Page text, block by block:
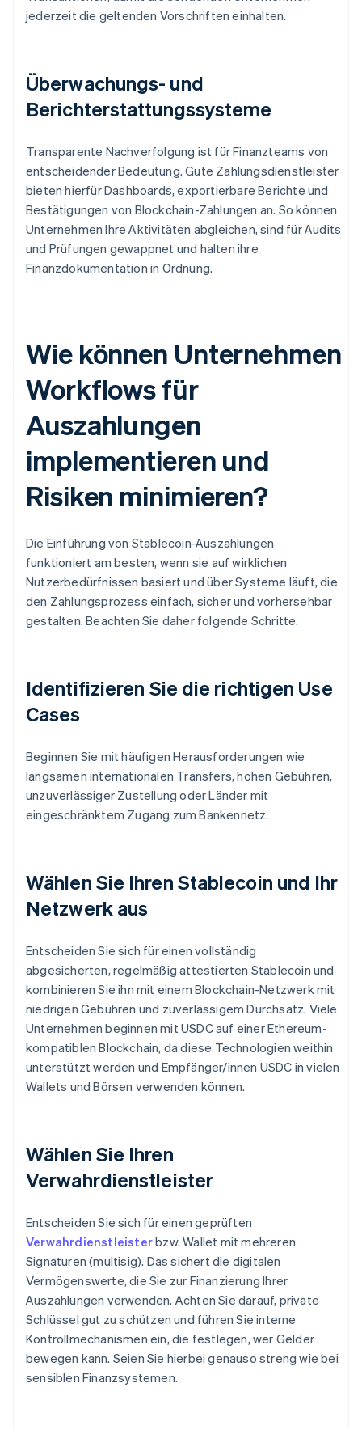
jederzeit die geltenden Vorschriften einhalten.
Überwachungs- und
Berichterstattungssysteme
Transparente Nachverfolgung ist für Finanzteams von
entscheidender Bedeutung. Gute Zahlungsdienstleister
bieten hierfür Dashboards, exportierbare Berichte und
Bestätigungen von Blockchain-Zahlungen an. So können
Unternehmen Ihre Aktivitäten abgleichen, sind für Audits
und Prüfungen gewappnet und halten ihre
Finanzdokumentation in Ordnung.
Wie können Unternehmen
Workflows für
Auszahlungen
implementieren und
Risiken minimieren?
Die Einführung von Stablecoin-Auszahlungen
funktioniert am besten, wenn sie auf wirklichen
Nutzerbedürfnissen basiert und über Systeme läuft, die
den Zahlungsprozess einfach, sicher und vorhersehbar
gestalten. Beachten Sie daher folgende Schritte.
Identifizieren Sie die richtigen Use
Cases
Beginnen Sie mit häufigen Herausforderungen wie
langsamen internationalen Transfers, hohen Gebühren,
unzuverlässiger Zustellung oder Länder mit
eingeschränktem Zugang zum Bankennetz.
Wählen Sie Ihren Stablecoin und Ihr
Netzwerk aus
Entscheiden Sie sich für einen vollständig
abgesicherten, regelmäßig attestierten Stablecoin und
kombinieren Sie ihn mit einem Blockchain-Netzwerk mit
niedrigen Gebühren und zuverlässigem Durchsatz. Viele
Unternehmen beginnen mit USDC auf einer Ethereum-
kompatiblen Blockchain, da diese Technologien weithin
unterstützt werden und Empfänger/innen USDC in vielen
Wallets und Börsen verwenden können.
Wählen Sie Ihren
Verwahrdienstleister
Entscheiden Sie sich für einen geprüften
Verwahrdienstleisterbzw. Wallet mit mehreren
Signaturen (multisig). Das sichert die digitalen
Vermögenswerte, die Sie zur Finanzierung Ihrer
Auszahlungen verwenden. Achten Sie darauf, private
Schlüssel gut zu schützen und führen Sie interne
Kontrollmechanismen ein, die festlegen, wer Gelder
bewegen kann. Seien Sie hierbei genauso streng wie bei
sensiblen Finanzsystemen.